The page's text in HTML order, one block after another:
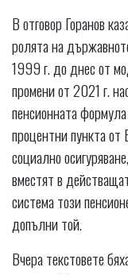
В отговор Горанов
ролята на
1999 г. до днес от
промени от 2021 г.
пенсионната
процентни пункта
социално
вместят в
система този
допълни той.
Вчера текстовете